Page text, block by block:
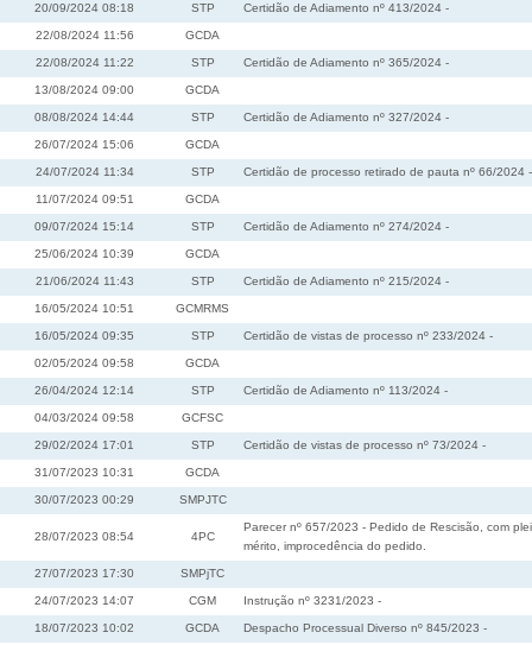
20/09/2024 08:18 STP Certidão de Adiamento nº 413/2024 -
22/08/2024 11:56 GCDA
22/08/2024 11:22 STP Certidão de Adiamento nº 365/2024 -
13/08/2024 09:00 GCDA
08/08/2024 14:44 STP Certidão de Adiamento nº 327/2024 -
26/07/2024 15:06 GCDA
24/07/2024 11:34 STP Certidão de processo retirado de pauta nº 66/2024 -
11/07/2024 09:51 GCDA
09/07/2024 15:14 STP Certidão de Adiamento nº 274/2024 -
25/06/2024 10:39 GCDA
21/06/2024 11:43 STP Certidão de Adiamento nº 215/2024 -
16/05/2024 10:51 GCMRMS
16/05/2024 09:35 STP Certidão de vistas de processo nº 233/2024 -
02/05/2024 09:58 GCDA
26/04/2024 12:14 STP Certidão de Adiamento nº 113/2024 -
04/03/2024 09:58 GCFSC
29/02/2024 17:01 STP Certidão de vistas de processo nº 73/2024 -
31/07/2023 10:31 GCDA
30/07/2023 00:29 SMPJTC
28/07/2023 08:54 4PC
Parecer nº 657/2023 - Pedido de Rescisão, com
mérito, improcedência do pedido.
27/07/2023 17:30 SMPjTC
24/07/2023 14:07 CGM Instrução nº 3231/2023 -
18/07/2023 10:02 GCDA Despacho Processual Diverso nº 845/2023 -